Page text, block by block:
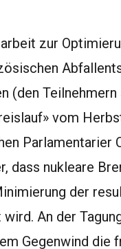
zur
(den
vom
Parlamentarier
dass nukleare
der
An der
Gegenwind die